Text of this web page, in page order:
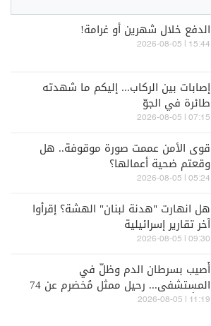
الدفع خلال شهرين أو غرامة!
15:44 | 2026-08-05
إصابات بين الركاب... إليكم ما شهدته
طائرة في الجوّ
07:15 | 2026-08-05
قوى الأمن عممت صورة موقوفة.. هل
وقعتم ضحية أعمالها؟
05:24 | 2026-08-05
هل انهارت "هدنة لبنان" الهشة؟ إقرأوا
آخر تقارير إسرائيلية
09:30 | 2026-08-05
أُصيب بسرطان الدم وظلّ في
المستشفى... رحيل ممثل مُخضرم عن 74
عاماً
11:19 | 2026-08-05